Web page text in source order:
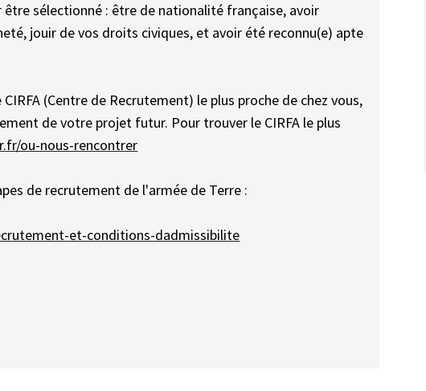
sélectionné : être de nationalité française, avoir
jouir de vos droits civiques, et avoir été reconnu(e) apte
(Centre de Recrutement) le plus proche de chez vous,
de votre projet futur. Pour trouver le CIRFA le plus
ou-nous-rencontrer
de recrutement de l'armée de Terre :
et-conditions-dadmissibilite